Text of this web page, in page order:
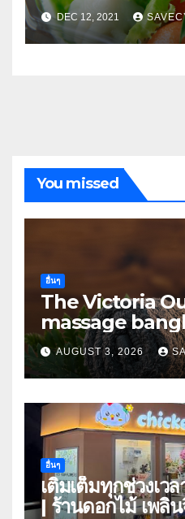
DEC 12, 2021
You missed
อื่นๆ
The Victoria
massage
AUGUST 3, 2026
อื่นๆ
เติมเต็มทุกช่วงเว
| ร้านดอกไม้ เพลิ